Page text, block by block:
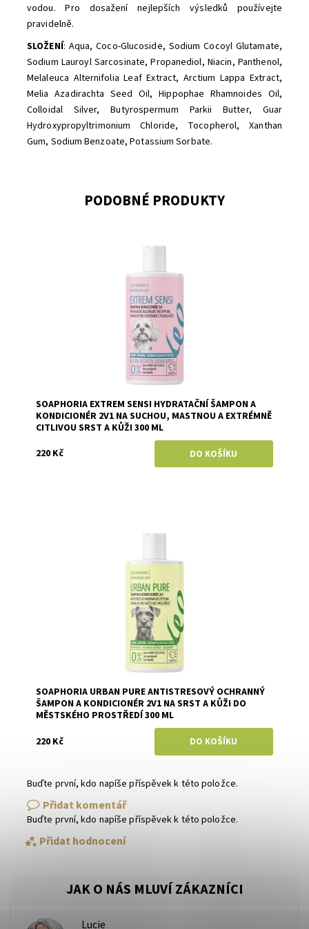
vodou. Pro dosažení nejlepších výsledků používejte
pravidelně.
SLOŽENÍ: Aqua, Coco-Glucoside, Sodium Cocoyl Glutamate,
Sodium Lauroyl Sarcosinate, Propanediol, Niacin, Panthenol,
Melaleuca Alternifolia Leaf Extract, Arctium Lappa Extract,
Melia Azadirachta Seed Oil, Hippophae Rhamnoides Oil,
Colloidal Silver, Butyrospermum Parkii Butter, Guar
Hydroxypropyltrimonium Chloride, Tocopherol, Xanthan
Gum, Sodium Benzoate, Potassium Sorbate.
PODOBNÉ PRODUKTY
SOAPHORIA EXTREM SENSI HYDRATAČNÍ ŠAMPON A
KONDICIONÉR 2V1 NA SUCHOU, MASTNOU A EXTRÉMNĚ
CITLIVOU SRST A KŮŽI 300 ML
220 Kč
SOAPHORIA URBAN PURE ANTISTRESOVÝ OCHRANNÝ
ŠAMPON A KONDICIONÉR 2V1 NA SRST A KŮŽI DO
MĚSTSKÉHO PROSTŘEDÍ 300 ML
220 Kč
Buďte první, kdo napíše příspěvek k této položce.
Přidat komentář
Buďte první, kdo napíše příspěvek k této položce.
Přidat hodnocení
Lucie